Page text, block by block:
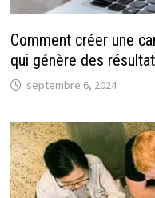
Comment créer une
qui génère des
septembre 6, 2024